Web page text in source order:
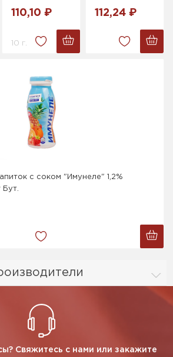
110,10 ₽
10 г.
112,24 ₽
с соком "Имунеле" 1,2%
Бут.
Свяжитесь с нами или закажите